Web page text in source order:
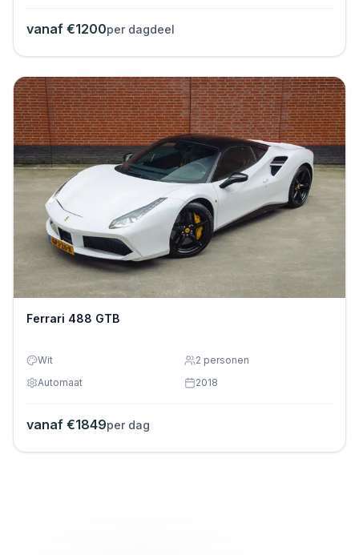
vanaf €1200per dagdeel
Ferrari 488 GTB
Wit 2 personen
Automaat
2018
vanaf €1849per dag